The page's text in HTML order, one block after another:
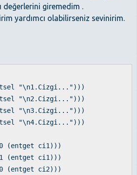
değerlerini giremedim .
yardımcı olabilirseniz sevinirim.
"\n1.Cizgi...")))
"\n2.Cizgi...")))
"\n3.Cizgi...")))
"\n4.Cizgi...")))
(entget ci1)))
(entget ci1)))
(entget ci2)))